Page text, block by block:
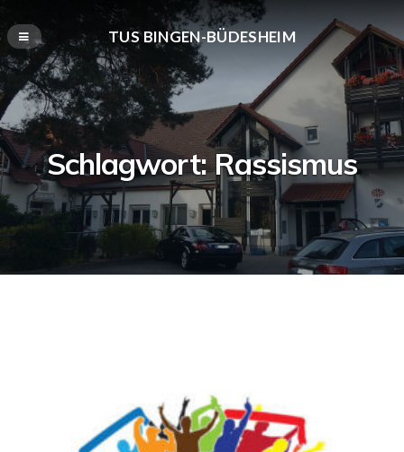
TUS BINGEN-BÜDESHEIM
Schlagwort:Rassismus